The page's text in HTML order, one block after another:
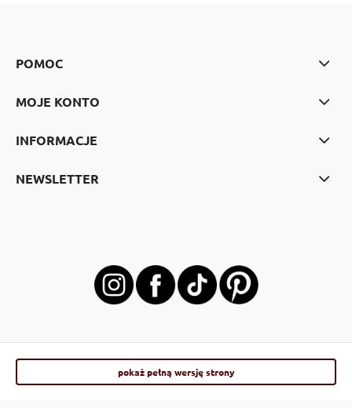
POMOC
MOJE KONTO
INFORMACJE
NEWSLETTER
pokaż pełną wersję strony